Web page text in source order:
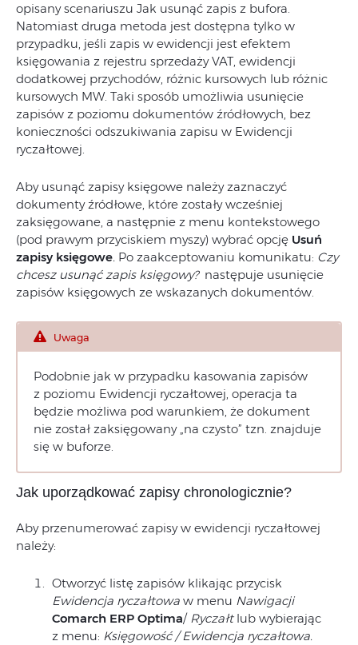
opisany scenariuszu Jak usunąć zapis z bufora.
Natomiast druga metoda jest dostępna tylko w
przypadku, jeśli zapis w ewidencji jest efektem
księgowania z rejestru sprzedaży VAT, ewidencji
dodatkowej przychodów, różnic kursowych lub różnic
kursowych MW. Taki sposób umożliwia usunięcie
zapisów z poziomu dokumentów źródłowych, bez
konieczności odszukiwania zapisu w Ewidencji
ryczałtowej.
Aby usunąć zapisy księgowe należy zaznaczyć
dokumenty źródłowe, które zostały wcześniej
zaksięgowane, a następnie z menu kontekstowego
(pod prawym przyciskiem myszy) wybrać opcję Usuń
zapisy księgowe. Po zaakceptowaniu komunikatu: Czy
chcesz usunąć zapis księgowy?następuje usunięcie
zapisów księgowych ze wskazanych dokumentów.
Uwaga
Podobnie jak w przypadku kasowania zapisów
z poziomu Ewidencji ryczałtowej, operacja ta
będzie możliwa pod warunkiem, że dokument
nie został zaksięgowany „na czysto” tzn. znajduje
się w buforze.
Jak uporządkować zapisy chronologicznie?
Aby przenumerować zapisy w ewidencji ryczałtowej
należy:
Otworzyć listę zapisów klikając przycisk
Ewidencja ryczałtowa w menu Nawigacji
Comarch ERP Optima/ Ryczałtlub wybierając
z menu: Księgowość / Ewidencja ryczałtowa.